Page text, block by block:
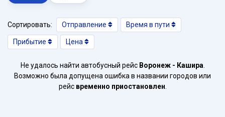
Сортировать: Отправление Время в пути
Прибытие Цена
Не удалось найти автобусный рейс Воронеж - Кашира
Возможно была допущена ошибка в названии городов или
рейс временно приостановлен